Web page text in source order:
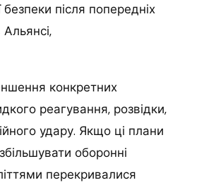
після попередніх
конкретних
реагування, розвідки,
удару. Якщо ці плани
оборонні
перекривалися